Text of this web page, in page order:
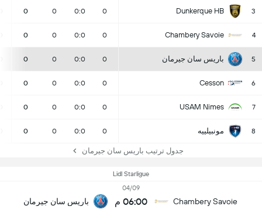
3
Dunkerque HB
0
0:0
0
0
4
Chambery Savoie
0
0:0
0
0
5 باريس سان جيرمان 0
0:0
0
0
6
Cesson
0
0:0
0
0
7
USAM Nimes
0
0:0
0
0
8 مونبيلييه 0
0:0
0
0
جدول ترتيب باريس سان جيرمان
Lidl Starligue
Chambery Savoie
04/09
06:00 م باريس سان جيرمان